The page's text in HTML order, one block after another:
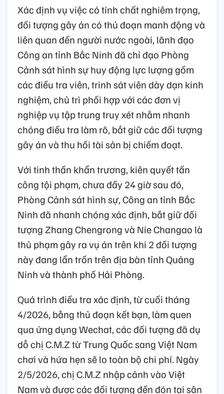
Xác định vụ việc có tính chất nghiêm trọng,
đối tượng gây án có thủ đoạn manh động và
liên quan đến người nước ngoài, lãnh đạo
Công an tỉnh Bắc Ninh đã chỉ đạo Phòng
Cảnh sát hình sự huy động lực lượng gồm
các điều tra viên, trinh sát viên dày dạn kinh
nghiệm, chủ trì phối hợp với các đơn vị
nghiệp vụ tập trung truy xét nhằm nhanh
chóng điều tra làm rõ, bắt giữ các đối tượng
gây án và thu hồi tài sản bị chiếm đoạt.
Với tinh thần khẩn trương, kiên quyết tấn
công tội phạm, chưa đầy 24 giờ sau đó,
Phòng Cảnh sát hình sự, Công an tỉnh Bắc
Ninh đã nhanh chóng xác định, bắt giữ đối
tượng Zhang Chengrong và Nie Changao là
thủ phạm gây ra vụ án trên khi 2 đối tượng
này đang lẩn trốn trên địa bàn tỉnh Quảng
Ninh và thành phố Hải Phòng.
Quá trình điều tra xác định, từ cuối tháng
4/2026, bằng thủ đoạn kết bạn, làm quen
qua ứng dụng Wechat, các đối tượng đã dụ
dỗ chị C.M.Z từ Trung Quốc sang Việt Nam
chơi và hứa hẹn sẽ lo toàn bộ chi phí. Ngày
2/5/2026, chị C.M.Z nhập cảnh vào Việt
Nam và được các đối tượng đến đón tại sân